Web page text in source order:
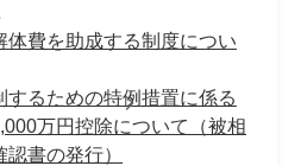
体費を助成する制度につい
するための特例措置に係る
万円控除について（被相
書の発行）